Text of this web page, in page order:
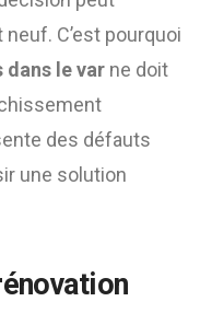
C’est pourquoi
le var ne doit
des défauts
une solution